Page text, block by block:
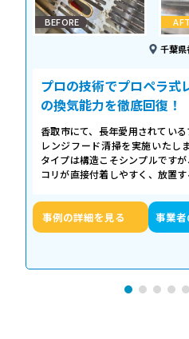
BEFORE
千葉県
プロの技術でプロペラ式
の換気能力を徹底回復！
香取市にて、長年愛用されてい
レンジフード清掃を実施いたし
タイプは構造こそシンプルです
コリが直接付着しやすく、放置
事例の詳細を見る 事業